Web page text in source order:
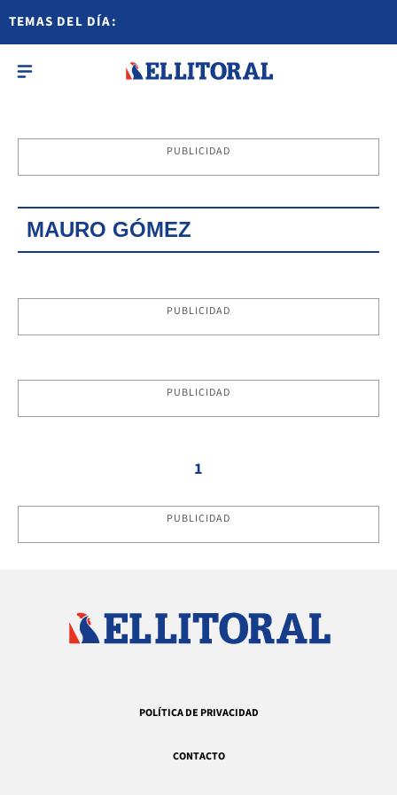
TEMAS DEL DÍA:
PUBLICIDAD
MAURO GÓMEZ
PUBLICIDAD
PUBLICIDAD
1
PUBLICIDAD
POLÍTICA DE PRIVACIDAD
CONTACTO